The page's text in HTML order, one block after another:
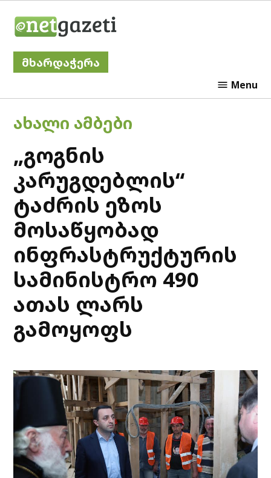
მხარდაჭერა
Menu
POSTED
ᲐᲮᲐᲚᲘ ᲐᲛᲑᲔᲑᲘ
„გოგნის
კარუგდებლის“
ტაძრის ეზოს
მოსაწყობად
ინფრასტრუქტურის
სამინისტრო 490
ათას ლარს
გამოყოფს